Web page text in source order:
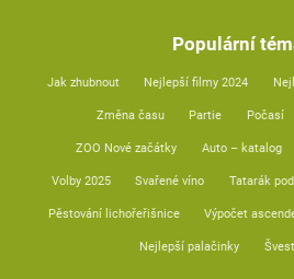
Populární
Jak zhubnout Nejlepší filmy 2024
Změna času Partie Počasí
ZOO Nové začátky Auto – katalog
Volby 2025 Svařené víno Tatarák
Pěstování lichořeřišnice Výpočet
Nejlepší palačinky